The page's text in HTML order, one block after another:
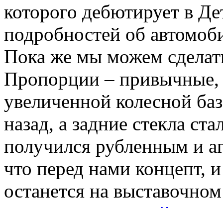
которого дебютирует в
подробностей об
Пока же мы можем
Пропорции –
увеличенной колесной
назад, а задние стекла
получился рубленным и
что перед нами концепт,
останется на